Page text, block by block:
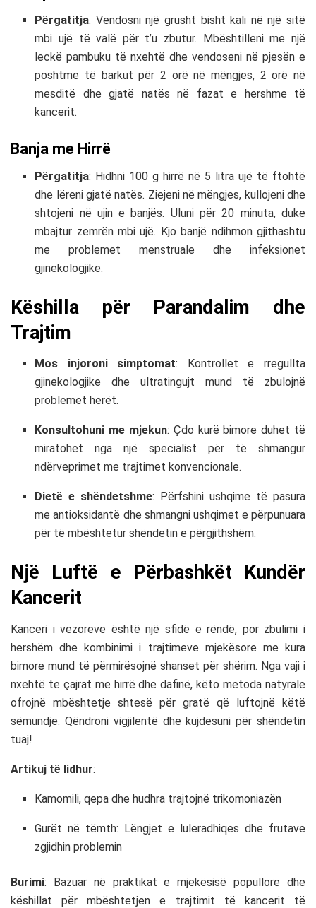
Përgatitja: Vendosni një grusht bisht kali në një sitë
mbi ujë të valë për t’u zbutur. Mbështilleni me një
leckë pambuku të nxehtë dhe vendoseni në pjesën e
poshtme të barkut për 2 orë në mëngjes, 2 orë në
mesditë dhe gjatë natës në fazat e hershme të
kancerit.
Banja me Hirrë
Përgatitja: Hidhni 100 g hirrë në 5 litra ujë të ftohtë
dhe lëreni gjatë natës. Ziejeni në mëngjes, kullojeni dhe
shtojeni në ujin e banjës. Uluni për 20 minuta, duke
mbajtur zemrën mbi ujë. Kjo banjë ndihmon gjithashtu
me problemet menstruale dhe infeksionet
gjinekologjike.
Këshilla për Parandalim dhe
Trajtim
Mos injoroni simptomat: Kontrollet e rregullta
gjinekologjike dhe ultratingujt mund të zbulojnë
problemet herët.
Konsultohuni me mjekun: Çdo kurë bimore duhet të
miratohet nga një specialist për të shmangur
ndërveprimet me trajtimet konvencionale.
Dietë e shëndetshme: Përfshini ushqime të pasura
me antioksidantë dhe shmangni ushqimet e përpunuara
për të mbështetur shëndetin e përgjithshëm.
Një Luftë e Përbashkët Kundër
Kancerit
Kanceri i vezoreve është një sfidë e rëndë, por zbulimi i
hershëm dhe kombinimi i trajtimeve mjekësore me kura
bimore mund të përmirësojnë shanset për shërim. Nga vaji i
nxehtë te çajrat me hirrë dhe dafinë, këto metoda natyrale
ofrojnë mbështetje shtesë për gratë që luftojnë këtë
sëmundje. Qëndroni vigjilentë dhe kujdesuni për shëndetin
tuaj!
Artikuj të lidhur:
Kamomili, qepa dhe hudhra trajtojnë trikomoniazën
Gurët në tëmth: Lëngjet e luleradhiqes dhe frutave
zgjidhin problemin
Burimi: Bazuar në praktikat e mjekësisë popullore dhe
këshillat për mbështetjen e trajtimit të kancerit të